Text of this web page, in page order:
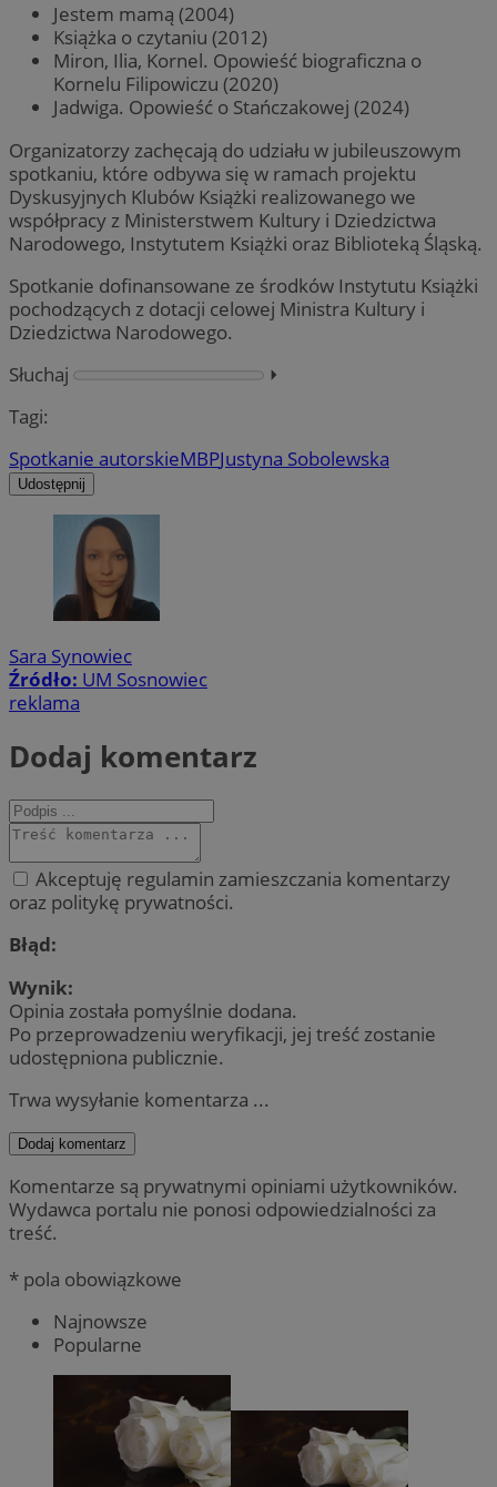
Jestem mamą (2004)
Książka o czytaniu (2012)
Miron, Ilia, Kornel. Opowieść biograficzna o
Kornelu Filipowiczu (2020)
Jadwiga. Opowieść o Stańczakowej (2024)
Organizatorzy zachęcają do udziału w jubileuszowym
spotkaniu, które odbywa się w ramach projektu
Dyskusyjnych Klubów Książki realizowanego we
współpracy z Ministerstwem Kultury i Dziedzictwa
Narodowego, Instytutem Książki oraz Biblioteką Śląską.
Spotkanie dofinansowane ze środków Instytutu Książki
pochodzących z dotacji celowej Ministra Kultury i
Dziedzictwa Narodowego.
Słuchaj
⏵︎
Tagi:
Spotkanie autorskieMBPJustyna Sobolewska
Udostępnij
Sara Synowiec
Źródło: UM Sosnowiec
reklama
Dodaj komentarz
Akceptuję regulamin zamieszczania komentarzy
oraz politykę prywatności.
Błąd:
Wynik:
Opinia została pomyślnie dodana.
Po przeprowadzeniu weryfikacji, jej treść zostanie
udostępniona publicznie.
Trwa wysyłanie komentarza ...
Dodaj komentarz
Komentarze są prywatnymi opiniami użytkowników.
Wydawca portalu nie ponosi odpowiedzialności za
treść.
* pola obowiązkowe
Najnowsze
Popularne